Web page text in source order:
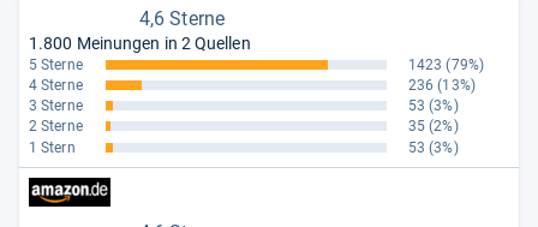
4,6 Sterne
1.800 Meinungen in 2 Quellen
5 Sterne 1423 (79%)
4 Sterne
236 (13%)
3 Sterne
53 (3%)
2 Sterne
35 (2%)
1 Stern
53 (3%)